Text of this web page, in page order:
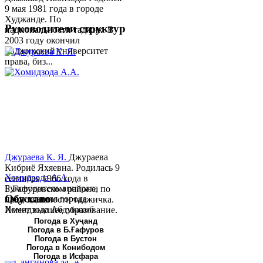
9 мая 1981 года в городе
Худжанде. По
национальности таджик. В
2003 году окончил
Таджикский университет
права, биз...
Хомидзода А.А.
Руководитель аппарата
председателя города
Хомидзода Абдувахоб
Абдумаджид родился 8
июня 1978 года в городе
Худжанде. По
национальности...
Руководители структур
Джураева К. Я. Джураева
Кибриё Яхяевна. Родилась 9
сентября 1966 года в
Б.Гафуровском районе, по
национальности таджичка.
Имеет высшее образование.
В 1997 ...
Обу хаво
Погода в Хуҷанд
Погода в Б.Ғафуров
Погода в Бустон
Погода в Конибодом
Погода в Исфара